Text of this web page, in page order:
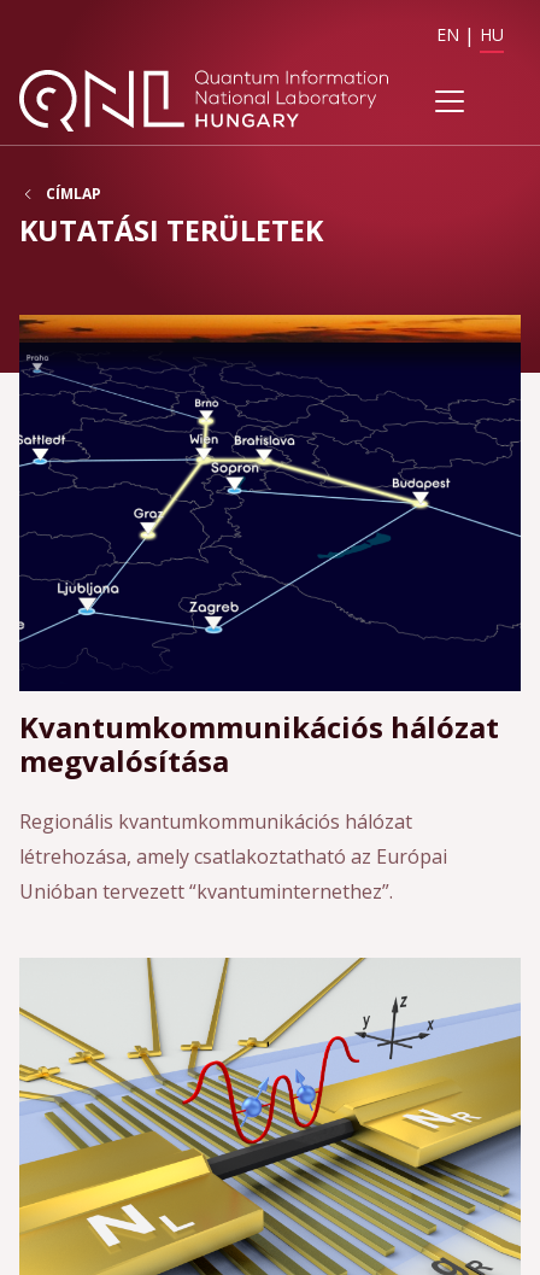
EN HU
CÍMLAP
KUTATÁSI TERÜLETEK
Kvantumkommunikációs hálózat
megvalósítása
Regionális kvantumkommunikációs hálózat
létrehozása, amely csatlakoztatható az Európai
Unióban tervezett “kvantuminternethez”.